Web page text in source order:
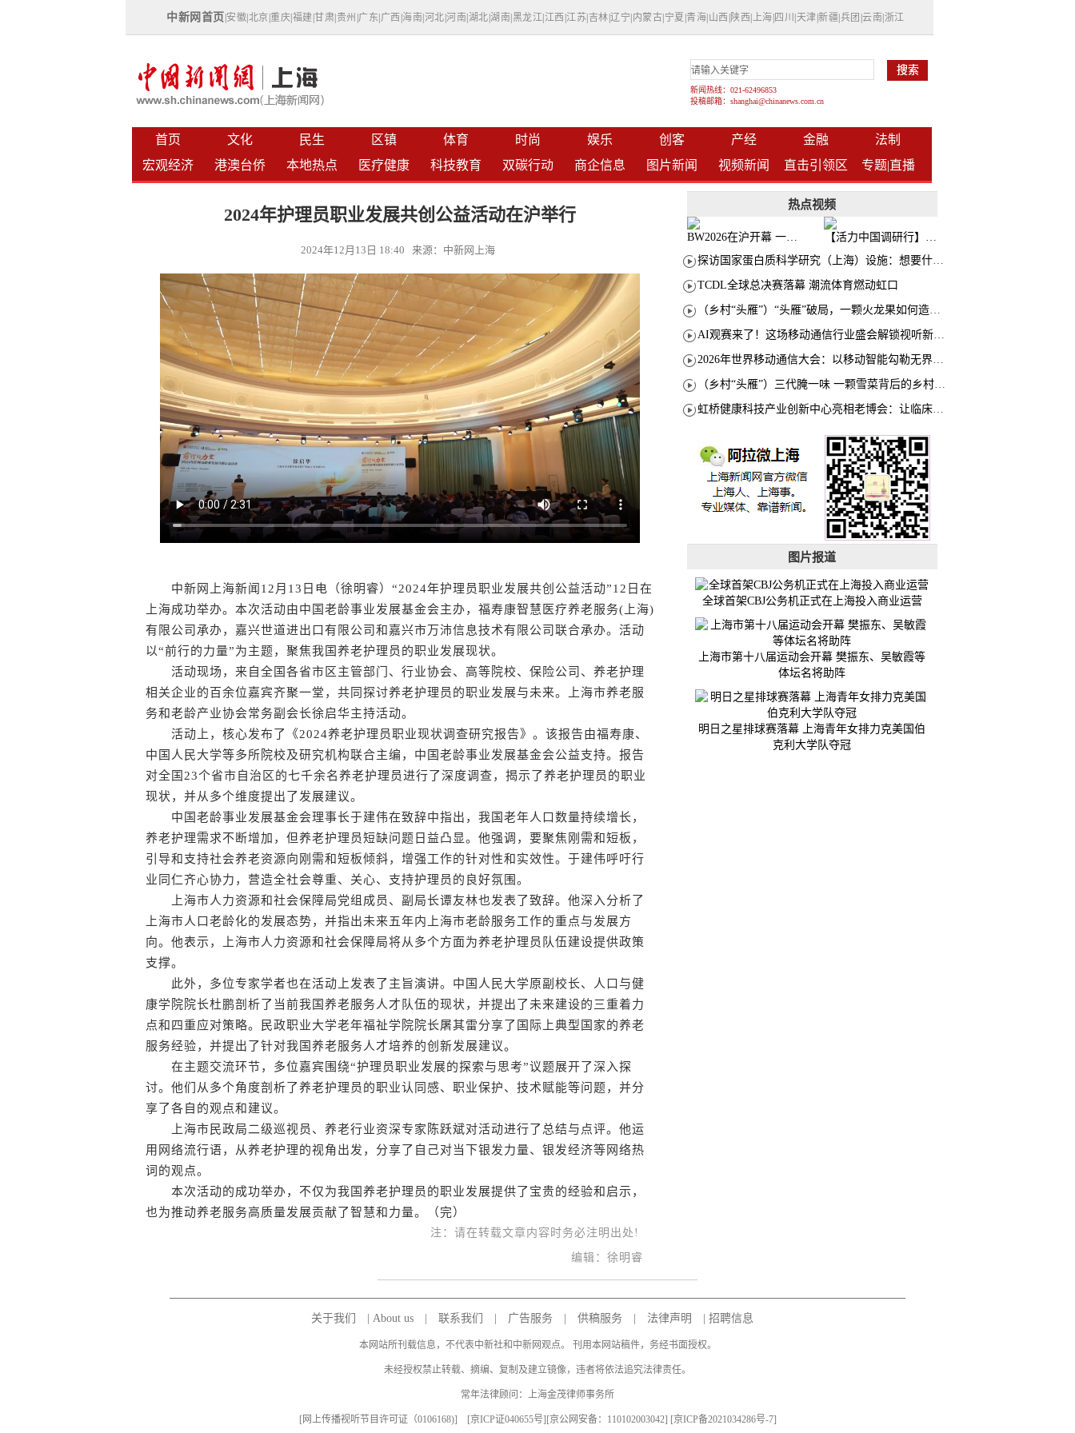
中新网首页 安徽 北京 |重庆 福建 |甘肃 贵州 广东 广西 海南 河北 |河南 湖北 |湖南 黑龙江 江西 江苏 吉林 |辽宁 内蒙古 宁夏 青海 山西 陕西 上海 四川 天津 |新疆 兵团 |云南 浙江
新闻热线：021-62496853
投稿邮箱：shanghai@chinanews.com.cn
首页 文化 民生 区镇 体育 时尚 娱乐 创客 产经 金融
法制
宏观经济
港澳台侨 本地热点 医疗健康 科技教育 双碳行动 商企信息 图片新闻 视频新闻 直击引领区 专题|直播
2024年护理员职业发展共创公益活动在沪举行
2024年12月13日 18:40 来源：中新网上海
中新网上海新闻12月13日电（徐明睿）“2024年护理员职业发展共创公益活动”12日在
上海成功举办。本次活动由中国老龄事业发展基金会主办，福寿康智慧医疗养老服务(上海)
有限公司承办，嘉兴世道进出口有限公司和嘉兴市万沛信息技术有限公司联合承办。活动
以“前行的力量”为主题，聚焦我国养老护理员的职业发展现状。
活动现场，来自全国各省市区主管部门、行业协会、高等院校、保险公司、养老护理
相关企业的百余位嘉宾齐聚一堂，共同探讨养老护理员的职业发展与未来。上海市养老服
务和老龄产业协会常务副会长徐启华主持活动。
活动上，核心发布了《2024养老护理员职业现状调查研究报告》。该报告由福寿康、
中国人民大学等多所院校及研究机构联合主编，中国老龄事业发展基金会公益支持。报告
对全国23个省市自治区的七千余名养老护理员进行了深度调查，揭示了养老护理员的职业
现状，并从多个维度提出了发展建议。
中国老龄事业发展基金会理事长于建伟在致辞中指出，我国老年人口数量持续增长，
养老护理需求不断增加，但养老护理员短缺问题日益凸显。他强调，要聚焦刚需和短板，
引导和支持社会养老资源向刚需和短板倾斜，增强工作的针对性和实效性。于建伟呼吁行
业同仁齐心协力，营造全社会尊重、关心、支持护理员的良好氛围。
上海市人力资源和社会保障局党组成员、副局长谭友林也发表了致辞。他深入分析了
上海市人口老龄化的发展态势，并指出未来五年内上海市老龄服务工作的重点与发展方
向。他表示，上海市人力资源和社会保障局将从多个方面为养老护理员队伍建设提供政策
支撑。
此外，多位专家学者也在活动上发表了主旨演讲。中国人民大学原副校长、人口与健
康学院院长杜鹏剖析了当前我国养老服务人才队伍的现状，并提出了未来建设的三重着力
点和四重应对策略。民政职业大学老年福祉学院院长屠其雷分享了国际上典型国家的养老
服务经验，并提出了针对我国养老服务人才培养的创新发展建议。
在主题交流环节，多位嘉宾围绕“护理员职业发展的探索与思考”议题展开了深入探
讨。他们从多个角度剖析了养老护理员的职业认同感、职业保护、技术赋能等问题，并分
享了各自的观点和建议。
上海市民政局二级巡视员、养老行业资深专家陈跃斌对活动进行了总结与点评。他运
用网络流行语，从养老护理的视角出发，分享了自己对当下银发力量、银发经济等网络热
词的观点。
本次活动的成功举办，不仅为我国养老护理员的职业发展提供了宝贵的经验和启示，
也为推动养老服务高质量发展贡献了智慧和力量。（完）
注：请在转载文章内容时务必注明出处!
编辑：徐明睿
热点视频
BW2026在沪开幕 一众次元品牌集中发布全新企划
【活力中国调研行】上海机器人研究院以技术标准撬动长三角智造协同
探访国家蛋白质科学研究（上海）设施：想要什么蛋白 AI直接设计合成
TCDL全球总决赛落幕 潮流体育燃动虹口
（乡村“头雁”）“头雁”破局，一颗火龙果如何造就沪上乡村特色产业化路径
AI观赛来了！这场移动通信行业盛会解锁视听新玩法
2026年世界移动通信大会：以移动智能勾勒无界普惠新愿景
（乡村“头雁”）三代腌一味 一颗雪菜背后的乡村致富经
虹桥健康科技产业创新中心亮相老博会：让临床“需求”定义银发经济新生态
图片报道
全球首架CBJ公务机正式在上海投入商业运营
上海市第十八届运动会开幕 樊振东、吴敏霞等
体坛名将助阵
明日之星排球赛落幕 上海青年女排力克美国伯
克利大学队夺冠
关于我们 About us| 联系我们 广告服务| 供稿服务| 法律声明 招聘信息
本网站所刊载信息，不代表中新社和中新网观点。 刊用本网站稿件，务经书面授权。
未经授权禁止转载、摘编、复制及建立镜像，违者将依法追究法律责任。
常年法律顾问：上海金茂律师事务所
[网上传播视听节目许可证（0106168)] [京ICP证040655号][京公网安备：110102003042] [京ICP备2021034286号-7]